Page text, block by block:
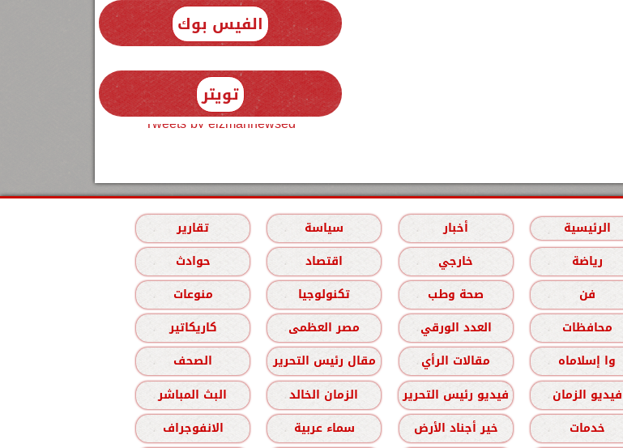
الفيس بوك
تويتر
Tweets by elzmannewseg
الرئيسية أخبار سياسة
تقارير
رياضة
خارجي اقتصاد
حوادث
فن
صحة وطب تكنولوجيا
منوعات
محافظات
العدد الورقي مصر العظمى
كاريكاتير
وا إسلاماه
مقالات الرأي مقال رئيس التحرير
الصحف
فيديو الزمان
فيديو رئيس التحرير الزمان الخالد
البث المباشر
خدمات
خير أجناد الأرض سماء عربية الانفوجراف